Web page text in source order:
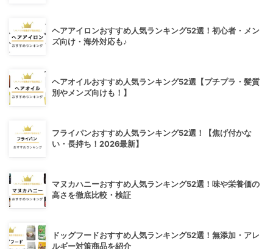
ヘアアイロンおすすめ人気ランキング52選！初心者・メン
ズ向け・海外対応も♪
ヘアオイルおすすめ人気ランキング52選【プチプラ・髪質
別やメンズ向けも！】
フライパンおすすめ人気ランキング52選！【焦げ付かな
い・長持ち！2026最新】
マヌカハニーおすすめ人気ランキング52選！味や栄養価の
高さを徹底比較・検証
ドッグフードおすすめ人気ランキング52選！無添加・アレ
ルギー対策商品を紹介